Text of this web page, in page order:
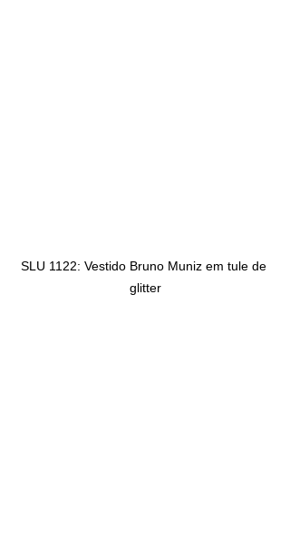
SLU 1122: Vestido Bruno Muniz em tule de
glitter